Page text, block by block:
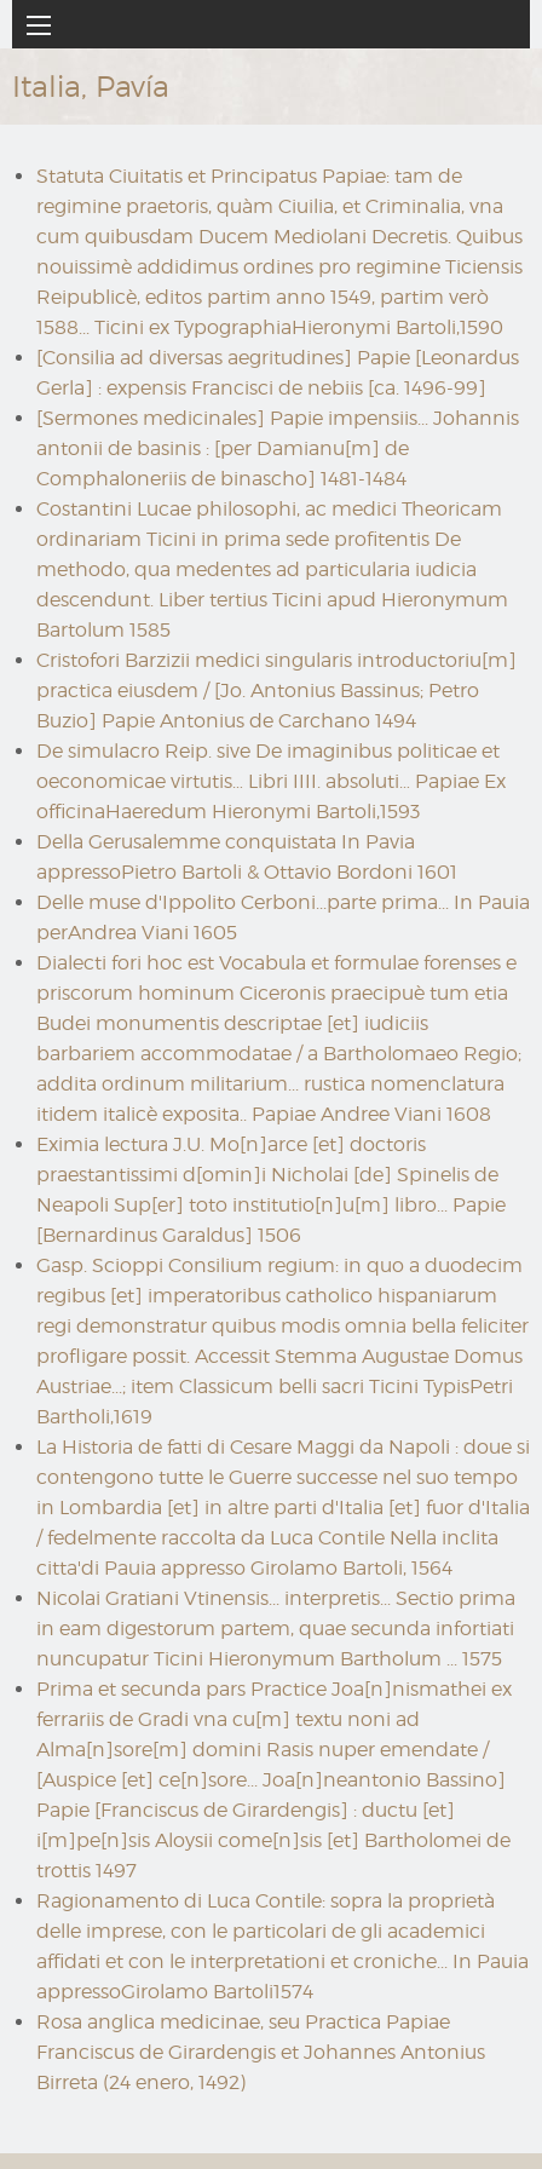
al
contenido
principal
Navegación
principal
Italia, Pavía
Statuta Ciuitatis et Principatus Papiae: tam de
regimine praetoris, quàm Ciuilia, et Criminalia, vna
cum quibusdam Ducem Mediolani Decretis. Quibus
nouissimè addidimus ordines pro regimine Ticiensis
Reipublicè, editos partim anno 1549, partim verò
1588... Ticini ex TypographiaHieronymi Bartoli,1590
[Consilia ad diversas aegritudines] Papie [Leonardus
Gerla] : expensis Francisci de nebiis [ca. 1496-99]
[Sermones medicinales] Papie impensiis... Johannis
antonii de basinis : [per Damianu[m] de
Comphaloneriis de binascho] 1481-1484
Costantini Lucae philosophi, ac medici Theoricam
ordinariam Ticini in prima sede profitentis De
methodo, qua medentes ad particularia iudicia
descendunt. Liber tertius Ticini apud Hieronymum
Bartolum 1585
Cristofori Barzizii medici singularis introductoriu[m]
practica eiusdem / [Jo. Antonius Bassinus; Petro
Buzio] Papie Antonius de Carchano 1494
De simulacro Reip. sive De imaginibus politicae et
oeconomicae virtutis… Libri IIII. absoluti… Papiae Ex
officinaHaeredum Hieronymi Bartoli,1593
Della Gerusalemme conquistata In Pavia
appressoPietro Bartoli & Ottavio Bordoni 1601
Delle muse d'Ippolito Cerboni...parte prima... In Pauia
perAndrea Viani 1605
Dialecti fori hoc est Vocabula et formulae forenses e
priscorum hominum Ciceronis praecipuè tum etia
Budei monumentis descriptae [et] iudiciis
barbariem accommodatae / a Bartholomaeo Regio;
addita ordinum militarium... rustica nomenclatura
itidem italicè exposita.. Papiae Andree Viani 1608
Eximia lectura J.U. Mo[n]arce [et] doctoris
praestantissimi d[omin]i Nicholai [de] Spinelis de
Neapoli Sup[er] toto institutio[n]u[m] libro... Papie
[Bernardinus Garaldus] 1506
Gasp. Scioppi Consilium regium: in quo a duodecim
regibus [et] imperatoribus catholico hispaniarum
regi demonstratur quibus modis omnia bella feliciter
profligare possit. Accessit Stemma Augustae Domus
Austriae...; item Classicum belli sacri Ticini TypisPetri
Bartholi,1619
La Historia de fatti di Cesare Maggi da Napoli : doue si
contengono tutte le Guerre successe nel suo tempo
in Lombardia [et] in altre parti d'Italia [et] fuor d'Italia
/ fedelmente raccolta da Luca Contile Nella inclita
citta'di Pauia appresso Girolamo Bartoli, 1564
Nicolai Gratiani Vtinensis... interpretis... Sectio prima
in eam digestorum partem, quae secunda infortiati
nuncupatur Ticini Hieronymum Bartholum ... 1575
Prima et secunda pars Practice Joa[n]nismathei ex
ferrariis de Gradi vna cu[m] textu noni ad
Alma[n]sore[m] domini Rasis nuper emendate /
[Auspice [et] ce[n]sore... Joa[n]neantonio Bassino]
Papie [Franciscus de Girardengis] : ductu [et]
i[m]pe[n]sis Aloysii come[n]sis [et] Bartholomei de
trottis 1497
Ragionamento di Luca Contile: sopra la proprietà
delle imprese, con le particolari de gli academici
affidati et con le interpretationi et croniche... In Pauia
appressoGirolamo Bartoli1574
Rosa anglica medicinae, seu Practica Papiae
Franciscus de Girardengis et Johannes Antonius
Birreta (24 enero, 1492)